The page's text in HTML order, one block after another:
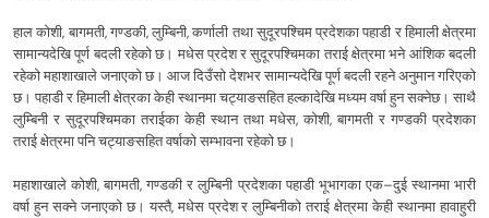
हाल कोशी, बागमती, गण्डकी, लुम्बिनी, कर्णाली तथा सुदूरपश्चिम प्रदेशका पहाडी र हिमाली क्षेत्रमा
सामान्यदेखि पूर्ण बदली रहेको छ। मधेस प्रदेश र सुदूरपश्चिमका तराई क्षेत्रमा भने आंशिक बदली
रहेको महाशाखाले जनाएको छ। आज दिउँसो देशभर सामान्यदेखि पूर्ण बदली रहने अनुमान गरिएको
छ। पहाडी र हिमाली क्षेत्रका केही स्थानमा चट्याङसहित हल्कादेखि मध्यम वर्षा हुन सक्नेछ। साथै
लुम्बिनी र सुदूरपश्चिमका तराईका केही स्थान तथा मधेस, कोशी, बागमती र गण्डकी प्रदेशका
तराई क्षेत्रमा पनि चट्याङसहित वर्षाको सम्भावना रहेको छ।
महाशाखाले कोशी, बागमती, गण्डकी र लुम्बिनी प्रदेशका पहाडी भूभागका एक–दुई स्थानमा भारी
वर्षा हुन सक्ने जनाएको छ। यस्तै, मधेस प्रदेश र लुम्बिनीको तराई क्षेत्रमा केही स्थानमा हावाहुरी